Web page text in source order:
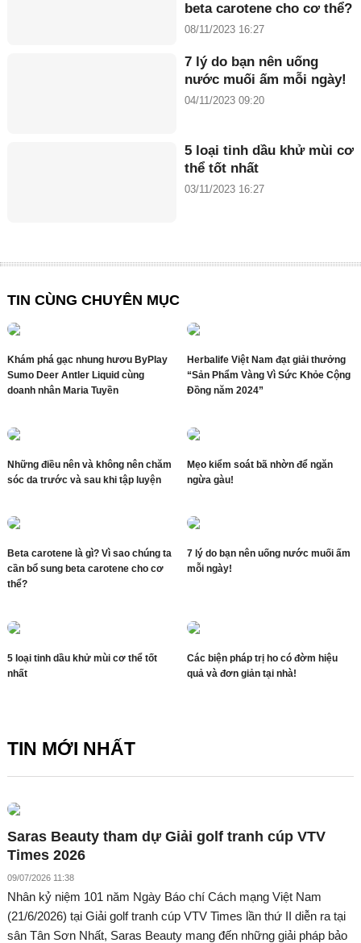
beta carotene cho cơ thể?
08/11/2023 16:27
7 lý do bạn nên uống
nước muối ấm mỗi ngày!
04/11/2023 09:20
5 loại tinh dầu khử mùi cơ
thể tốt nhất
03/11/2023 16:27
TIN CÙNG CHUYÊN MỤC
Khám phá gạc nhung hươu ByPlay
Sumo Deer Antler Liquid cùng
doanh nhân Maria Tuyền
Herbalife Việt Nam đạt giải thưởng
“Sản Phẩm Vàng Vì Sức Khỏe Cộng
Đồng năm 2024”
Những điều nên và không nên chăm
sóc da trước và sau khi tập luyện
Mẹo kiểm soát bã nhờn để ngăn
ngừa gàu!
Beta carotene là gì? Vì sao chúng ta
cần bổ sung beta carotene cho cơ
thể?
7 lý do bạn nên uống nước muối ấm
mỗi ngày!
5 loại tinh dầu khử mùi cơ thể tốt
nhất
Các biện pháp trị ho có đờm hiệu
quả và đơn giản tại nhà!
TIN MỚI NHẤT
Saras Beauty tham dự Giải golf tranh cúp VTV
Times 2026
09/07/2026 11:38
Nhân kỷ niệm 101 năm Ngày Báo chí Cách mạng Việt Nam
(21/6/2026) tại Giải golf tranh cúp VTV Times lần thứ II diễn ra tại
sân Tân Sơn Nhất, Saras Beauty mang đến những giải pháp bảo